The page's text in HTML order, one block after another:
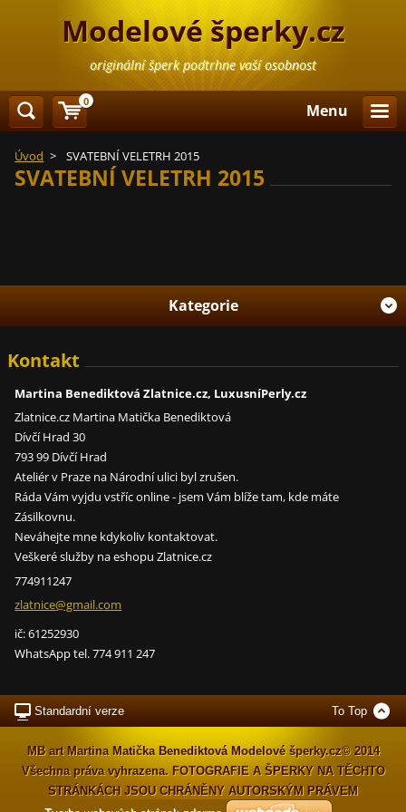
Modelové šperky.cz
originální šperk podtrhne vaší osobnost
Menu
Úvod > SVATEBNÍ VELETRH 2015
SVATEBNÍ VELETRH 2015
Kategorie
Kontakt
Martina Benediktová Zlatnice.cz, LuxusníPerly.cz
Zlatnice.cz Martina Matička Benediktová
Dívčí Hrad 30
793 99 Dívčí Hrad
Ateliér v Praze na Národní ulici byl zrušen.
Ráda Vám vyjdu vstříc online - jsem Vám blíže tam, kde máte
Zásilkovnu.
Neváhejte mne kdykoliv kontaktovat.
Veškeré služby na eshopu Zlatnice.cz
774911247
zlatnice@gmail.com
ič: 61252930
WhatsApp tel. 774 911 247
Standardní verze To Top
MB art Martina Matička Benediktová Modelové šperky.cz© 2014
Všechna práva vyhrazena. FOTOGRAFIE A ŠPERKY NA TĚCHTO
STRÁNKÁCH JSOU CHRÁNĚNY AUTORSKÝM PRÁVEM
0